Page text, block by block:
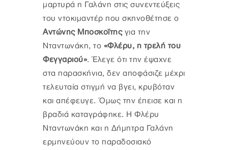
μαρτυρά η Γαλάνη στις συνεντεύξεις
του ντοκιμαντέρ που σκηνοθέτησε ο
Αντώνης Μποσκοϊτηςγια την
Νταντωνάκη, το «Φλέρυ, η τρελή του
Φεγγαριού». Έλεγε ότι την έψαχνε
στα παρασκήνια, δεν αποφάσιζε μέχρι
τελευταία στιγμή να βγει, κρυβόταν
και απέφευγε. Όμως την έπεισε και η
βραδιά καταγράφηκε. Η Φλέρυ
Νταντωνάκη και η Δήμητρα Γαλάνη
ερμηνεύουν το παραδοσιακό